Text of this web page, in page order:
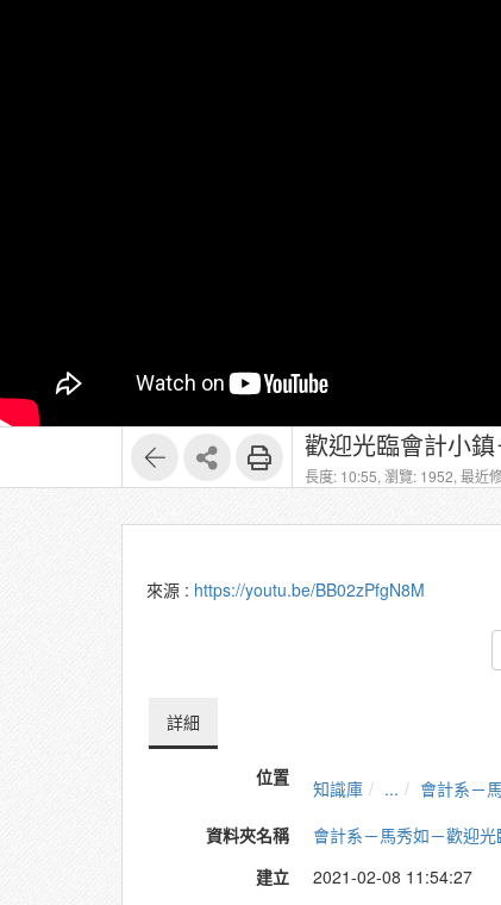
歡迎光臨會計小
長度: 10:55, 瀏覽: 1952, 最近
來源 : https://youtu.be/BB02zPfgN8M
詳細
位置 知識庫 ...
會計系－
資料夾名稱
會計系－馬秀如－歡迎
建立
2021-02-08 11:54:27